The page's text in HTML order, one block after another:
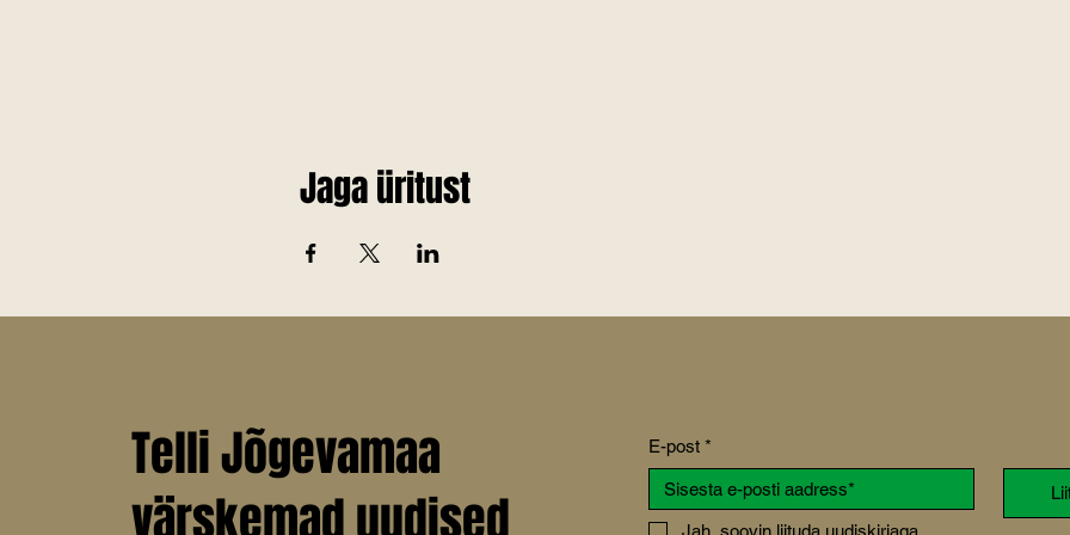
Jaga üritust
Telli Jõgevamaa
värskemad uudised
E-post *
Jah, soovin liituda uudiskirjaga.